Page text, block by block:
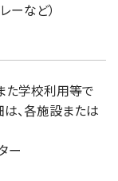
ーなど）
た学校利用等で
、各施設または
ー